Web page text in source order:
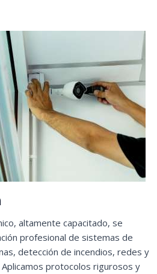
altamente capacitado, se
profesional de sistemas de
detección de incendios, redes y
protocolos rigurosos y